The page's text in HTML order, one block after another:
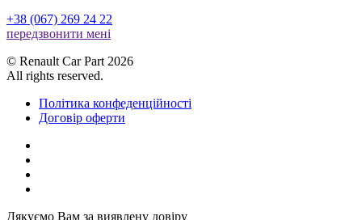
+38 (067) 269 24 22
передзвонити менi
© Renault Car Part 2026
All rights reserved.
Політика конфеденційності
Договір оферти
Дякуємо Вам за виявлену довіру